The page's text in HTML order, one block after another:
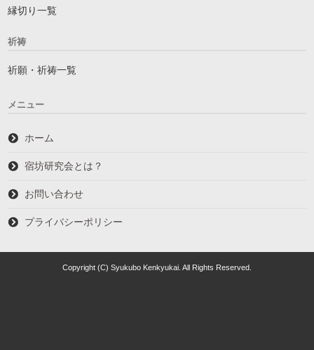
縁切り一覧
祈祷
祈願・祈祷一覧
メニュー
ホーム
宿坊研究会とは？
お問い合わせ
プライバシーポリシー
Copyright (C) Syukubo Kenkyukai. All Rights Reserved.